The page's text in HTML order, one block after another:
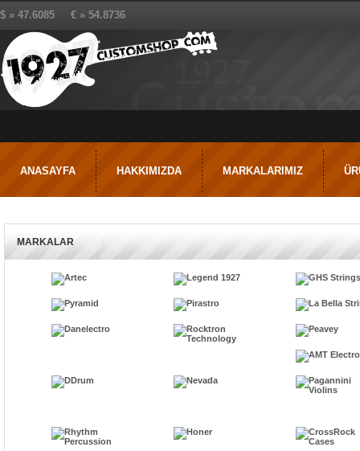
$ » 47.6085 € » 54.8736
ANASAYFA HAKKIMIZDA MARKALARIMIZ
MARKALAR